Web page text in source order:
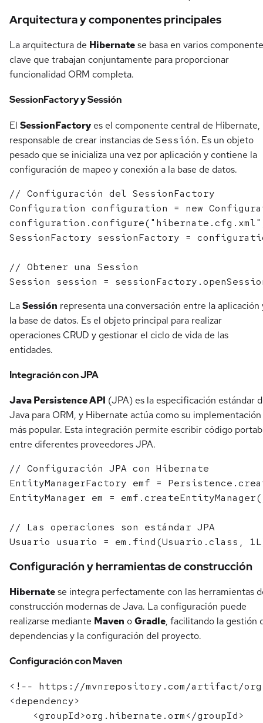
Arquitectura y componentes principales
La arquitectura de Hibernatese basa en varios
clave que trabajan conjuntamente para proporcionar
funcionalidad ORM completa.
SessionFactory y Sessión
El SessionFactory es el componente central de Hibernate,
responsable de crear instancias de Sessión. Es un objeto
pesado que se inicializa una vez por aplicación y contiene la
configuración de mapeo y conexión a la base de datos.
// Configuración del SessionFactory
Configuration configuration = new
SessionFactory sessionFactory =
// Obtener una Session
LaSessión representa una conversación entre la aplicación
la base de datos. Es el objeto principal para realizar
operaciones CRUD y gestionar el ciclo de vida de las
entidades.
Integración con JPA
Java Persistence API (JPA) es la especificación estándar
Java para ORM, y Hibernate actúa como su implementación
más popular. Esta integración permite escribir código
entre diferentes proveedores JPA.
// Configuración JPA con Hibernate
EntityManagerFactory emf =
EntityManager em =
// Las operaciones son estándar JPA
Configuración y herramientas de construcción
Hibernatese integra perfectamente con las herramientas
construcción modernas de Java. La configuración puede
realizarse mediante Maven oGradle, facilitando la gestión
dependencias y la configuración del proyecto.
Configuración con Maven
<!-- https://mvnrepository.com/artifact/
<dependency>
    <groupId>org.hibernate.orm</groupId>